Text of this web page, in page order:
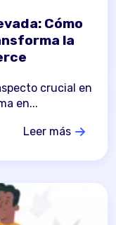
Cómo
la
crucial en
en...
Leer más